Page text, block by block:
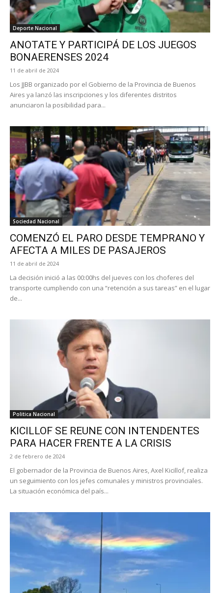
Deporte Nacional
ANOTATE Y PARTICIPÁ DE LOS JUEGOS
BONAERENSES 2024
11 de abril de 2024
Los JJBB organizado por el Gobierno de la Provincia de Buenos
Aires ya lanzó las inscripciones y los diferentes distritos
anunciaron la posibilidad para...
Sociedad Nacional
COMENZÓ EL PARO DESDE TEMPRANO Y
AFECTA A MILES DE PASAJEROS
11 de abril de 2024
La decisión inició a las 00:00hs del jueves con los choferes del
transporte cumpliendo con una “retención a sus tareas” en el lugar
de...
Politica Nacional
KICILLOF SE REUNE CON INTENDENTES
PARA HACER FRENTE A LA CRISIS
2 de febrero de 2024
El gobernador de la Provincia de Buenos Aires, Axel Kicillof, realiza
un seguimiento con los jefes comunales y ministros provinciales.
La situación económica del país...